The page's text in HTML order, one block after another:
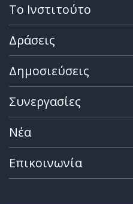
Το Ινστιτούτο
Δράσεις
Δημοσιεύσεις
Συνεργασίες
Νέα
Επικοινωνία